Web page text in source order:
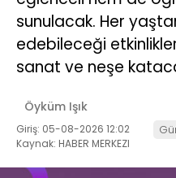
sunulacak. Her
edebileceği
sanat ve neşe
Öyküm Işık
Giriş: 05-08-2026 12:02
Kaynak: HABER MERKEZI